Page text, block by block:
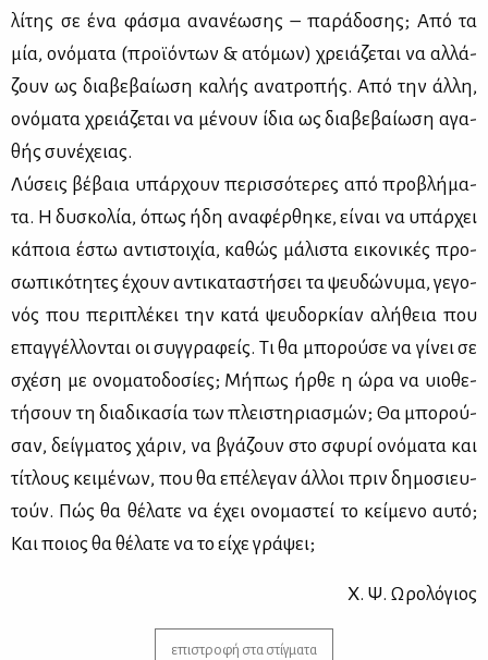
λί­της σε ένα φά­σμα ανα­νέ­ω­σης – πα­ρά­δο­σης; Από τα
μία, ονό­μα­τα (προ­ϊ­ό­ντων & ατό­μων) χρειά­ζε­ται να αλ­λά­
ζουν ως δια­βε­βαί­ω­ση κα­λής ανα­τρο­πής. Από την άλ­λη,
ονό­μα­τα χρειά­ζε­ται να μέ­νουν ίδια ως δια­βε­βαί­ω­ση αγα­
θής συ­νέ­χειας.
Λύ­σεις βέ­βαια υπάρ­χουν πε­ρισ­σό­τε­ρες από προ­βλή­μα­
τα. Η δυ­σκο­λία, όπως ήδη ανα­φέρ­θη­κε, εί­ναι να υπάρ­χει
κά­ποια έστω αντι­στοι­χία, κα­θώς μά­λι­στα ει­κο­νι­κές προ­
σω­πι­κό­τη­τες έχουν αντι­κα­τα­στή­σει τα ψευ­δώ­νυ­μα, γε­γο­
νός που πε­ρι­πλέ­κει την κα­τά ψευ­δορ­κί­αν αλή­θεια που
επαγ­γέλ­λο­νται οι συγ­γρα­φείς. Τι θα μπο­ρού­σε να γί­νει σε
σχέ­ση με ονο­μα­το­δο­σί­ες; Μή­πως ήρ­θε η ώρα να υιο­θε­
τή­σουν τη δια­δι­κα­σία των πλει­στη­ρια­σμών; Θα μπο­ρού­
σαν, δείγ­μα­τος χά­ριν, να βγά­ζουν στο σφυ­ρί ονό­μα­τα και
τί­τλους κει­μέ­νων, που θα επέ­λε­γαν άλ­λοι πριν δη­μο­σιευ­
τούν. Πώς θα θέ­λα­τε να έχει ονο­μα­στεί το κεί­με­νο αυ­τό;
Και ποιος θα θέ­λα­τε να το εί­χε γρά­ψει;
Χ. Ψ. Ωρο­λό­γιος
επιστροφή στα στίγματα